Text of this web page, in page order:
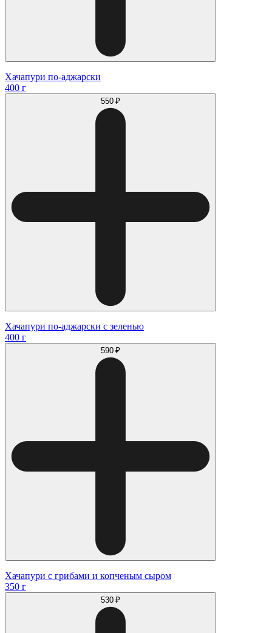
Хачапури по-аджарски
400 г
550 ₽
Хачапури по-аджарски с зеленью
400 г
590 ₽
Хачапури с грибами и копченым сыром
350 г
530 ₽